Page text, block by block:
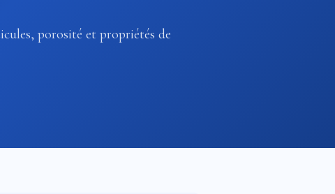
porosité et propriétés de